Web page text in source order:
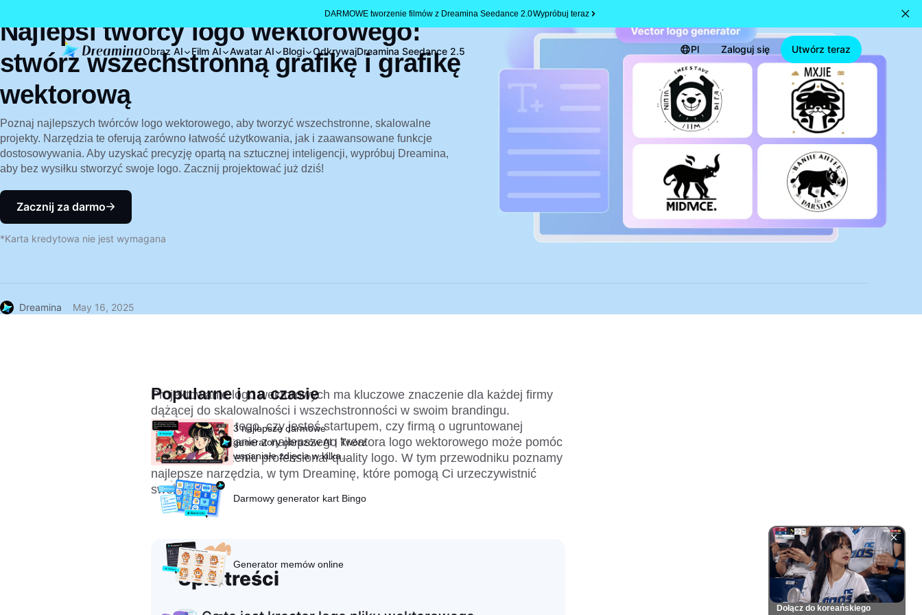
DARMOWE tworzenie filmów z Dreamina Seedance 2.0Wypróbuj teraz
Obraz AI Film AI Awatar AI Blogi OdkrywajDreamina Seedance 2.5 Pl Zaloguj się Utwórz teraz
Najlepsi twórcy logo wektorowego:
stwórz wszechstronną grafikę i grafikę
wektorową
Poznaj najlepszych twórców logo wektorowego, aby tworzyć wszechstronne, skalowalne
projekty. Narzędzia te oferują zarówno łatwość użytkowania, jak i zaawansowane funkcje
dostosowywania. Aby uzyskać precyzję opartą na sztucznej inteligencji, wypróbuj Dreamina,
aby bez wysiłku stworzyć swoje logo. Zacznij projektować już dziś!
Zacznij za darmo
*Karta kredytowa nie jest wymagana
Dreamina May 16, 2025
Projektowanie logo wektorowych ma kluczowe znaczenie dla każdej firmy
dążącej do skalowalności i wszechstronności w swoim brandingu.
Niezależnie od tego, czy jesteś startupem, czy firmą o ugruntowanej
pozycji, korzystanie z najlepszego kreatora logo wektorowego może pomóc
w łatwym tworzeniu professional-quality logo. W tym przewodniku poznamy
najlepsze narzędzia, w tym Dreaminę, które pomogą Ci urzeczywistnić
swoją wizję.
Spis treści
Popularne i na czasie
3 najlepsze darmowe
generatory obrazów AI | Twórz
wspaniałe zdjęcia w kilka
sekund
Darmowy generator kart Bingo
Generator memów online
Dołącz do koreańskiego